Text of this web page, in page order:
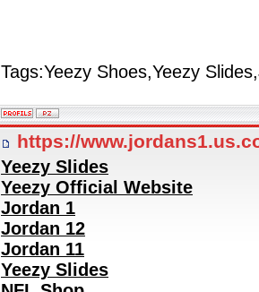
Tags:Yeezy Shoes,Yeezy
https://
Yeezy Slides
Yeezy Official Website
Jordan 1
Jordan 12
Jordan 11
Yeezy Slides